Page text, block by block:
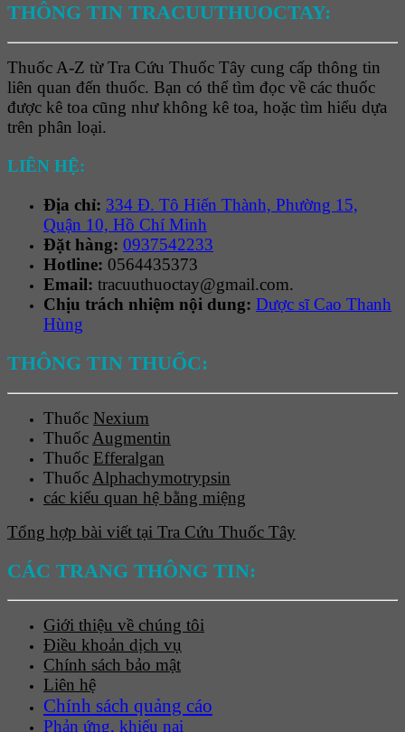
THÔNG TIN TRACUUTHUOCTAY:
Thuốc A-Z từ Tra Cứu Thuốc Tây cung cấp thông tin
liên quan đến thuốc. Bạn có thể tìm đọc về các thuốc
được kê toa cũng như không kê toa, hoặc tìm hiểu dựa
trên phân loại.
LIÊN HỆ:
Địa chỉ: 334 Đ. Tô Hiến Thành, Phường 15,
Quận 10, Hồ Chí Minh
Đặt hàng: 0937542233
Hotline: 0564435373
Email: tracuuthuoctay@gmail.com.
Chịu trách nhiệm nội dung: Dược sĩ Cao Thanh
Hùng
THÔNG TIN THUỐC:
Thuốc Nexium
Thuốc Augmentin
Thuốc Efferalgan
Thuốc Alphachymotrypsin
các kiểu quan hệ bằng miệng
Tổng hợp bài viết tại Tra Cứu Thuốc Tây
CÁC TRANG THÔNG TIN:
Giới thiệu về chúng tôi
Điều khoản dịch vụ
Chính sách bảo mật
Liên hệ
Chính sách quảng cáo
Phản ứng, khiếu nại